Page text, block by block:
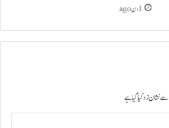
1 دن ago
سے نشان زد کیا گیا ہے